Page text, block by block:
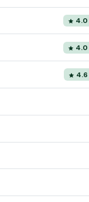
4.0
4.0
4.6